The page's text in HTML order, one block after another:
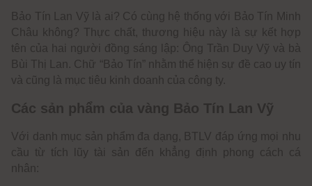
Bảo Tín Lan Vỹ là ai? Có cùng hệ thống với Bảo Tín Minh
Châu không? Thực chất, thương hiệu này là sự kết hợp
tên của hai người đồng sáng lập: Ông Trần Duy Vỹ và bà
Bùi Thị Lan. Chữ “Bảo Tín” nhằm thể hiện sự đề cao uy tín
và cũng là mục tiêu kinh doanh của công ty.
Các sản phẩm của vàng Bảo Tín Lan Vỹ
Với danh mục sản phẩm đa dạng, BTLV đáp ứng mọi nhu
cầu từ tích lũy tài sản đến khẳng định phong cách cá
nhân: